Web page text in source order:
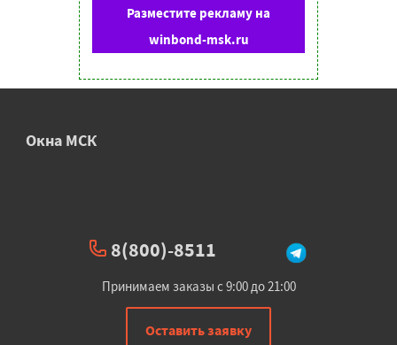
Разместите рекламу на
winbond-msk.ru
Окна МСК
8(800)-8511
Принимаем заказы с 9:00 до 21:00
Оставить заявку